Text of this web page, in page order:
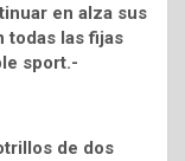
en alza sus
todas las fijas
sport.-
de dos